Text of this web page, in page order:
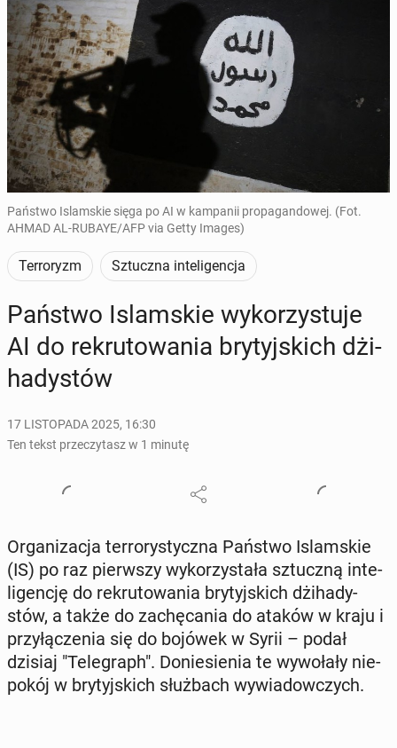
Państwo Islamskie sięga po AI w kampanii propagandowej. (Fot.
AHMAD AL-RUBAYE/AFP via Getty Images)
Terroryzm Sztuczna inteligencja
Państwo Is­lam­skie wy­ko­rzy­stu­je
AI do re­kru­to­wa­nia bry­tyj­skich dżi­
ha­dy­stów
17 LISTOPADA 2025, 16:30
Ten tekst przeczytasz w 1 minutę
Or­ga­ni­za­cja ter­ro­ry­stycz­na Państwo Is­lam­skie
(IS) po raz pierw­szy wy­ko­rzy­sta­ła sztucz­ną in­te­
li­gen­cję do re­kru­to­wa­nia bry­tyj­skich dżi­ha­dy­
stów, a także do za­chę­ca­nia do ataków w kraju i
przy­łą­cze­nia się do bojówek w Syrii – podał
dzisiaj "Te­le­graph". Do­nie­sie­nia te wy­wo­ła­ły nie­
po­kój w bry­tyj­skich służ­bach wy­wia­dow­czych.